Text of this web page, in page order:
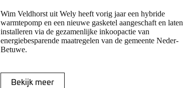
Wim Veldhorst uit Wely heeft vorig jaar een hybride
warmtepomp en een nieuwe gasketel aangeschaft en laten
installeren via de gezamenlijke inkoopactie van
energiebesparende maatregelen van de gemeente Neder-
Betuwe.
Bekijk meer